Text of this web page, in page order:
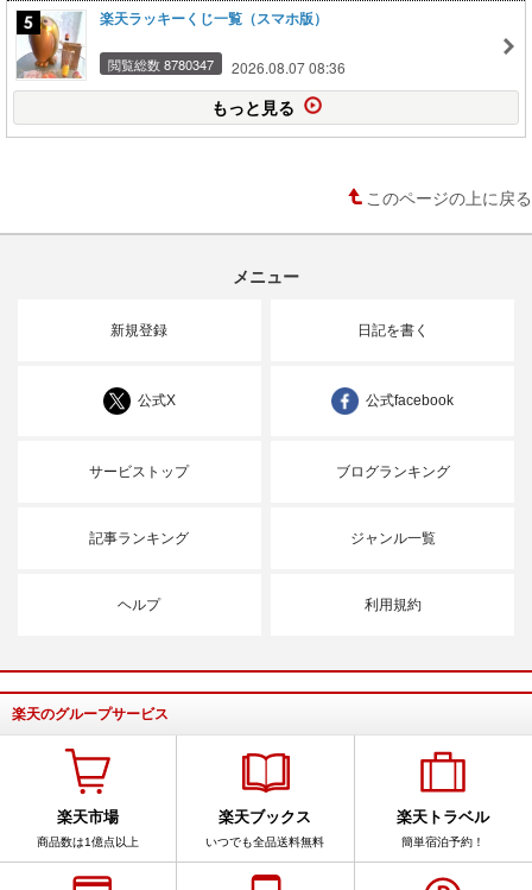
楽天ラッキーくじ一覧（スマホ版）
閲覧総数 8780347 2026.08.07 08:36
もっと見る
このページの上に戻る
メニュー
新規登録 日記を書く
公式X 公式facebook
サービストップ ブログランキング
記事ランキング ジャンル一覧
ヘルプ 利用規約
楽天のグループサービス
楽天市場
商品数は1億点以上
楽天ブックス
いつでも全品送料無料
楽天トラベル
簡単宿泊予約！